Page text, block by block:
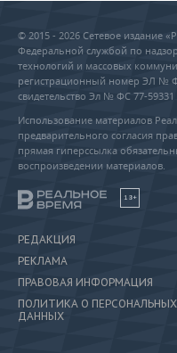
© 2015 - 2026 Сетевое издание
Федеральной службой по
технологий и массовых
регистрационный номер ЭЛ №
свидетельство Эл № ФС 77-59331
Использование материалов
предварительного согласия
прямая гиперссылка
воспроизведении материалов.
18+
РЕДАКЦИЯ
РЕКЛАМА
ПРАВОВАЯ ИНФОРМАЦИЯ
ПОЛИТИКА О ПЕРСОНАЛЬНЫХ
ДАННЫХ